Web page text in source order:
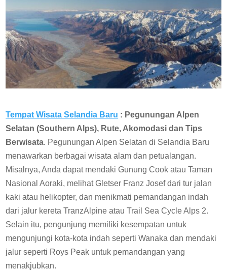
Tempat Wisata Selandia Baru : Pegunungan Alpen
Selatan (Southern Alps), Rute, Akomodasi dan Tips
Berwisata. Pegunungan Alpen Selatan di Selandia Baru
menawarkan berbagai wisata alam dan petualangan.
Misalnya, Anda dapat mendaki Gunung Cook atau Taman
Nasional Aoraki, melihat Gletser Franz Josef dari tur jalan
kaki atau helikopter, dan menikmati pemandangan indah
dari jalur kereta TranzAlpine atau Trail Sea Cycle Alps 2.
Selain itu, pengunjung memiliki kesempatan untuk
mengunjungi kota-kota indah seperti Wanaka dan mendaki
jalur seperti Roys Peak untuk pemandangan yang
menakjubkan.